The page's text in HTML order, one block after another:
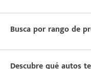
BUICK
BYD
CADILLAC
Busca por rango de
Descubre qué autos